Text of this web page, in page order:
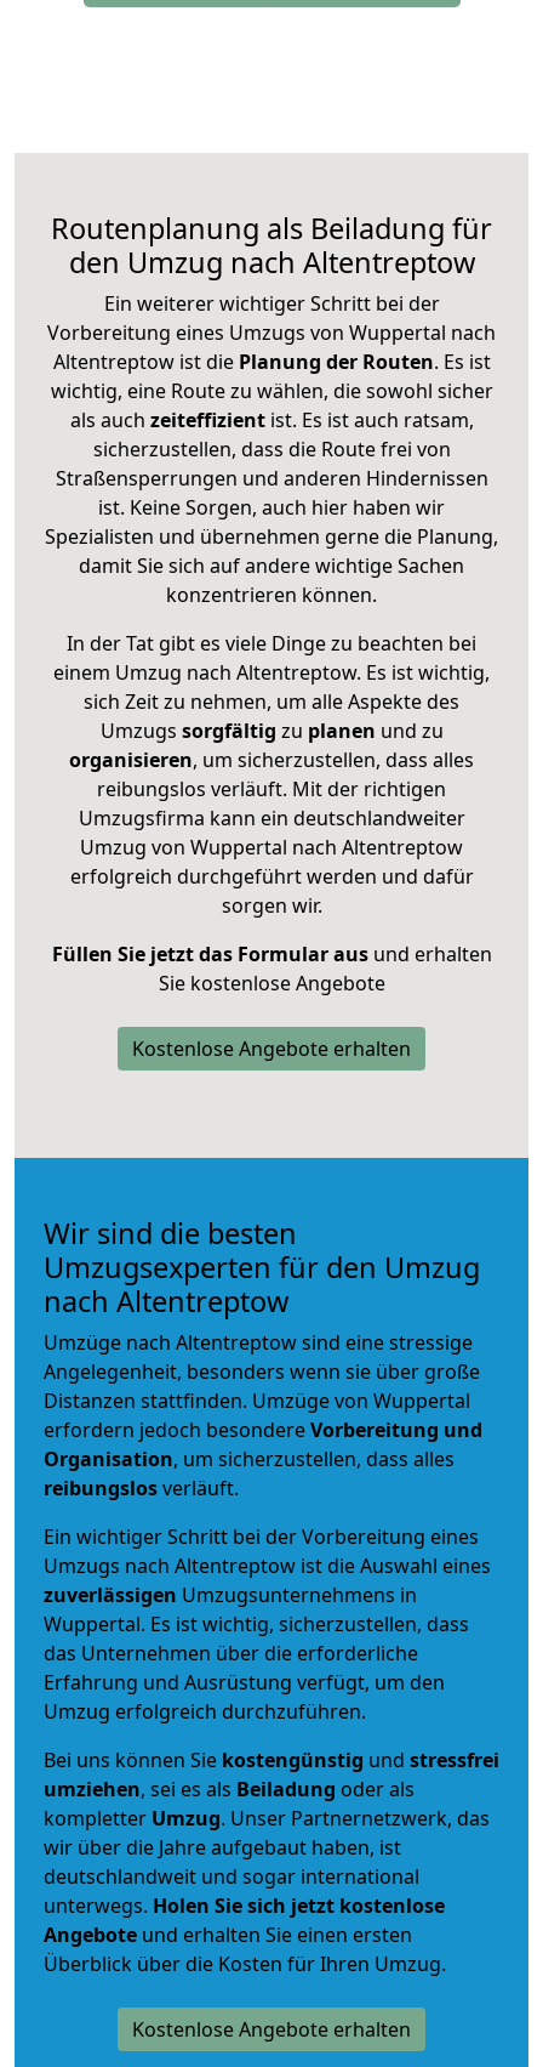
Routenplanung als Beiladung für
den Umzug nach Altentreptow
Ein weiterer wichtiger Schritt bei der
Vorbereitung eines Umzugs von Wuppertal nach
Altentreptow ist diePlanung der Routen. Es ist
wichtig, eine Route zu wählen, die sowohl sicher
als auch zeiteffizientist. Es ist auch ratsam,
sicherzustellen, dass die Route frei von
Straßensperrungen und anderen Hindernissen
ist. Keine Sorgen, auch hier haben wir
Spezialisten und übernehmen gerne die Planung,
damit Sie sich auf andere wichtige Sachen
konzentrieren können.
In der Tat gibt es viele Dinge zu beachten bei
einem Umzug nach Altentreptow. Es ist wichtig,
sich Zeit zu nehmen, um alle Aspekte des
Umzugs sorgfältig zu planen und zu
organisieren, um sicherzustellen, dass alles
reibungslos verläuft. Mit der richtigen
Umzugsfirma kann ein deutschlandweiter
Umzug von Wuppertal nach Altentreptow
erfolgreich durchgeführt werden und dafür
sorgen wir.
Füllen Sie jetzt das Formular ausund erhalten
Sie kostenlose Angebote
Kostenlose Angebote erhalten
Wir sind die besten
Umzugsexperten für den Umzug
nach Altentreptow
Umzüge nach Altentreptow sind eine stressige
Angelegenheit, besonders wenn sie über große
Distanzen stattfinden. Umzüge von Wuppertal
erfordern jedoch besondereVorbereitung und
Organisation, um sicherzustellen, dass alles
reibungslosverläuft.
Ein wichtiger Schritt bei der Vorbereitung eines
Umzugs nach Altentreptow ist die Auswahl eines
zuverlässigen Umzugsunternehmens in
Wuppertal. Es ist wichtig, sicherzustellen, dass
das Unternehmen über die erforderliche
Erfahrung und Ausrüstung verfügt, um den
Umzug erfolgreich durchzuführen.
Bei uns können Sie kostengünstig und stressfrei
umziehen, sei es als Beiladung oder als
kompletter Umzug. Unser Partnernetzwerk, das
wir über die Jahre aufgebaut haben, ist
deutschlandweit und sogar international
unterwegs. Holen Sie sich jetzt kostenlose
Angebote und erhalten Sie einen ersten
Überblick über die Kosten für Ihren Umzug.
Kostenlose Angebote erhalten